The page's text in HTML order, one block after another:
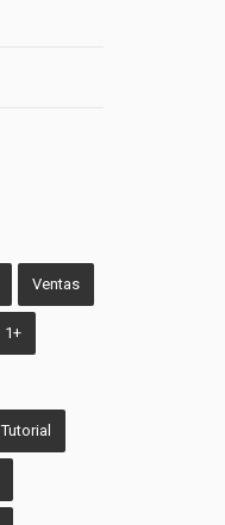
Ventas
1+
Tutorial